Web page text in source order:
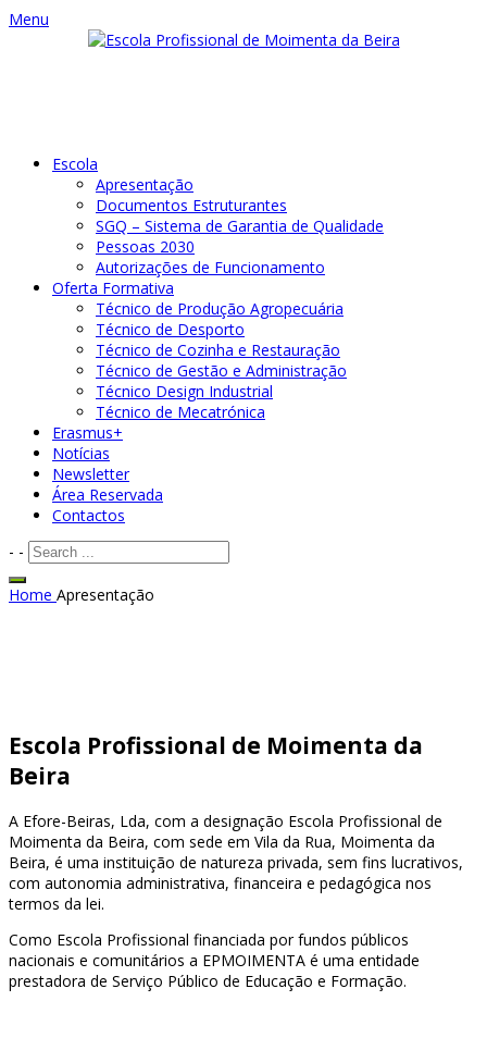
Menu
Escola
Apresentação
Documentos Estruturantes
SGQ – Sistema de Garantia de Qualidade
Pessoas 2030
Autorizações de Funcionamento
Oferta Formativa
Técnico de Produção Agropecuária
Técnico de Desporto
Técnico de Cozinha e Restauração
Técnico de Gestão e Administração
Técnico Design Industrial
Técnico de Mecatrónica
Erasmus+
Notícias
Newsletter
Área Reservada
Contactos
- -
Home Apresentação
Escola Profissional de Moimenta da
Beira
A Efore-Beiras, Lda, com a designação Escola Profissional de
Moimenta da Beira, com sede em Vila da Rua, Moimenta da
Beira, é uma instituição de natureza privada, sem fins lucrativos,
com autonomia administrativa, financeira e pedagógica nos
termos da lei.
Como Escola Profissional financiada por fundos públicos
nacionais e comunitários a EPMOIMENTA é uma entidade
prestadora de Serviço Público de Educação e Formação.